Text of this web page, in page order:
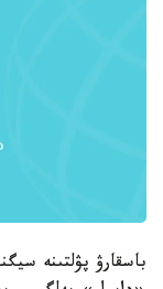
باسقارۋ پۋلتىنە